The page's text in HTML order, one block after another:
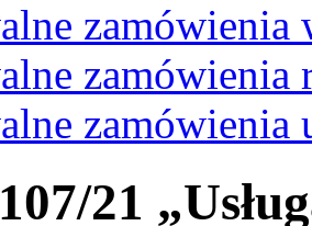
zamówienia
zamówienia
zamówienia
21